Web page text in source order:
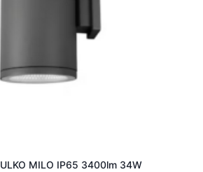
MILO IP65 3400lm 34W